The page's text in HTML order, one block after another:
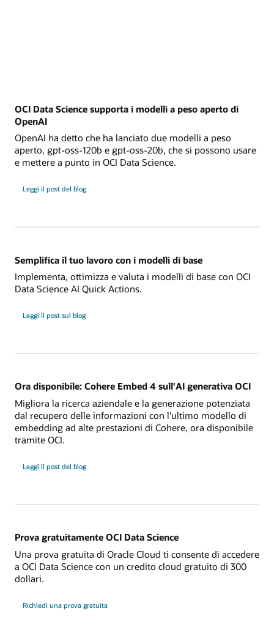
OCI Data Science supporta i modelli a peso aperto di
OpenAI
OpenAI ha detto che ha lanciato due modelli a peso
aperto, gpt-oss-120b e gpt-oss-20b, che si possono usare
e mettere a punto in OCI Data Science.
Leggi il post del blog
supporto
Semplifica il tuo lavoro con i modelli di base
Implementa, ottimizza e valuta i modelli di base con OCI
Data Science AI Quick Actions.
Leggi il post sul blog
modelli
Ora disponibile: Cohere Embed 4 sull'AI generativa OCI
Migliora la ricerca aziendale e la generazione potenziata
dal recupero delle informazioni con l'ultimo modello di
embedding ad alte prestazioni di Cohere, ora disponibile
tramite OCI.
Leggi il post del blog
Cohere
OCI
Prova gratuitamente OCI Data Science
Una prova gratuita di Oracle Cloud ti consente di accedere
a OCI Data Science con un credito cloud gratuito di 300
dollari.
Richiedi una prova gratuita